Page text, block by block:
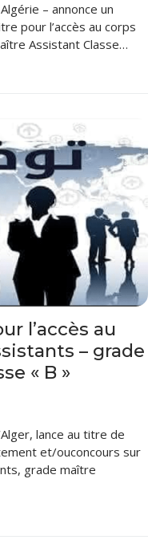
– annonce un
pour l’accès au corps
Assistant Classe…
l’accès au
– grade
« B »
lance au titre de
et/ouconcours sur
grade maître